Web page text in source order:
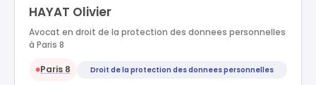
HAYAT Olivier
Avocat en droit de la protection des donnees personnelles
à Paris 8
●Paris 8 Droit de la protection des donnees personnelles